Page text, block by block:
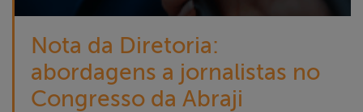
Nota da Diretoria:
abordagens a jornalistas no
Congresso da Abraji